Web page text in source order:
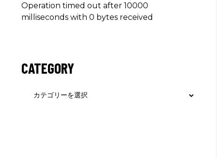
Operation timed out after 10000
milliseconds with 0 bytes received
CATEGORY
Category